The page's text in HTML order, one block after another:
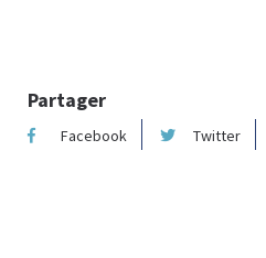
Partager
Facebook Twitter